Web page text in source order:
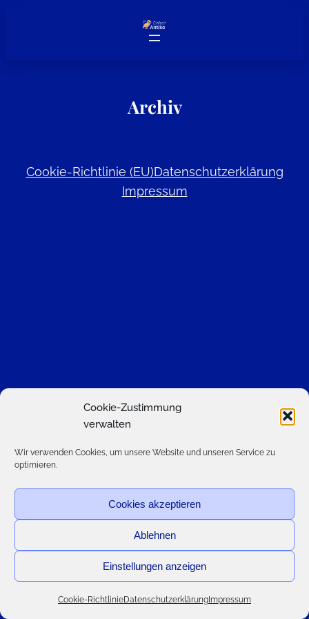
Cookie-Zustimmung
verwalten
Wir verwenden Cookies, um unsere Website und unseren Service zu
optimieren.
Cookies akzeptieren
Ablehnen
Einstellungen anzeigen
Cookie-RichtlinieDatenschutzerklärung Impressum
Archiv
Cookie-Richtlinie (EU)Datenschutzerklärung
Impressum